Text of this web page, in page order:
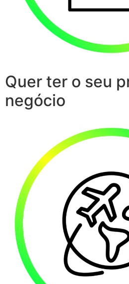
Quer ter o seu
negócio